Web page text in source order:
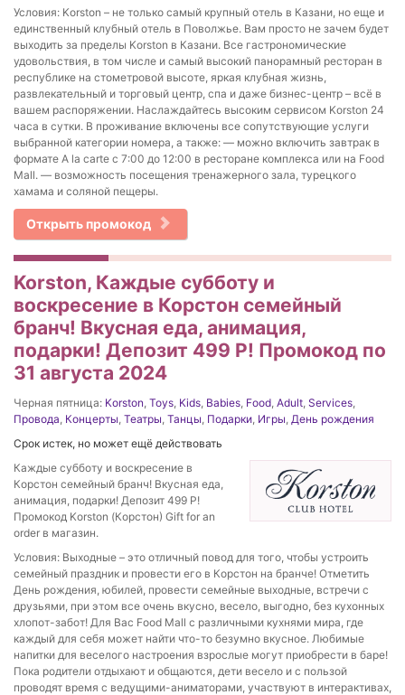
Условия: Korston – не только самый крупный отель в Казани, но еще и
единственный клубный отель в Поволжье. Вам просто не зачем будет
выходить за пределы Korston в Казани. Все гастрономические
удовольствия, в том числе и самый высокий панорамный ресторан в
республике на стометровой высоте, яркая клубная жизнь,
развлекательный и торговый центр, спа и даже бизнес-центр – всё в
вашем распоряжении. Наслаждайтесь высоким сервисом Korston 24
часа в сутки. В проживание включены все сопутствующие услуги
выбранной категории номера, а также: — можно включить завтрак в
формате A la carte с 7:00 до 12:00 в ресторане комплекса или на Food
Mall. — возможность посещения тренажерного зала, турецкого
хамама и соляной пещеры.
Открыть промокод
Korston, Каждые субботу и
воскресение в Корстон семейный
бранч! Вкусная еда, анимация,
подарки! Депозит 499 Р! Промокод по
31 августа 2024
Черная пятница: Korston, Toys, Kids, Babies, Food, Adult, Services,
Провода, Концерты, Театры, Танцы, Подарки, Игры, День рождения
Срок истек, но может ещё действовать
Каждые субботу и воскресение в
Корстон семейный бранч! Вкусная еда,
анимация, подарки! Депозит 499 Р!
Промокод Korston (Корстон) Gift for an
order в магазин.
Условия: Выходные – это отличный повод для того, чтобы устроить
семейный праздник и провести его в Корстон на бранче! Отметить
День рождения, юбилей, провести семейные выходные, встречи с
друзьями, при этом все очень вкусно, весело, выгодно, без кухонных
хлопот-забот! Для Вас Food Mall с различными кухнями мира, где
каждый для себя может найти что-то безумно вкусное. Любимые
напитки для веселого настроения взрослые могут приобрести в баре!
Пока родители отдыхают и общаются, дети весело и с пользой
проводят время с ведущими-аниматорами, участвуют в интерактивах,